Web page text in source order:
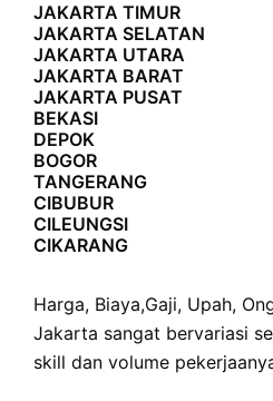
JAKARTA TIMUR
JAKARTA SELATAN
JAKARTA UTARA
JAKARTA BARAT
JAKARTA PUSAT
BEKASI
DEPOK
BOGOR
TANGERANG
CIBUBUR
CILEUNGSI
CIKARANG
Harga, Biaya,Gaji, Upah,
Jakarta sangat bervariasi
skill dan volume